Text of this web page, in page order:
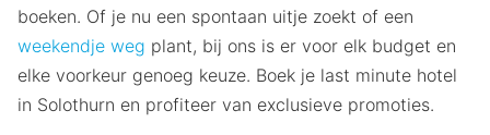
boeken. Of je nu een spontaan uitje zoekt of een
weekendje weg plant, bij ons is er voor elk budget en
elke voorkeur genoeg keuze. Boek je last minute hotel
in Solothurn en profiteer van exclusieve promoties.